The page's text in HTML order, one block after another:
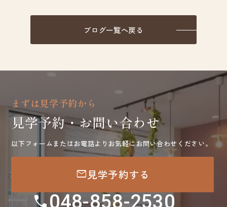
ブログ一覧へ戻る
まずは見学予約から
見学予約・お問い合わせ
以下フォームまたはお電話よりお気軽にお問い合わせください。
mail見学予約する
call048-858-2530